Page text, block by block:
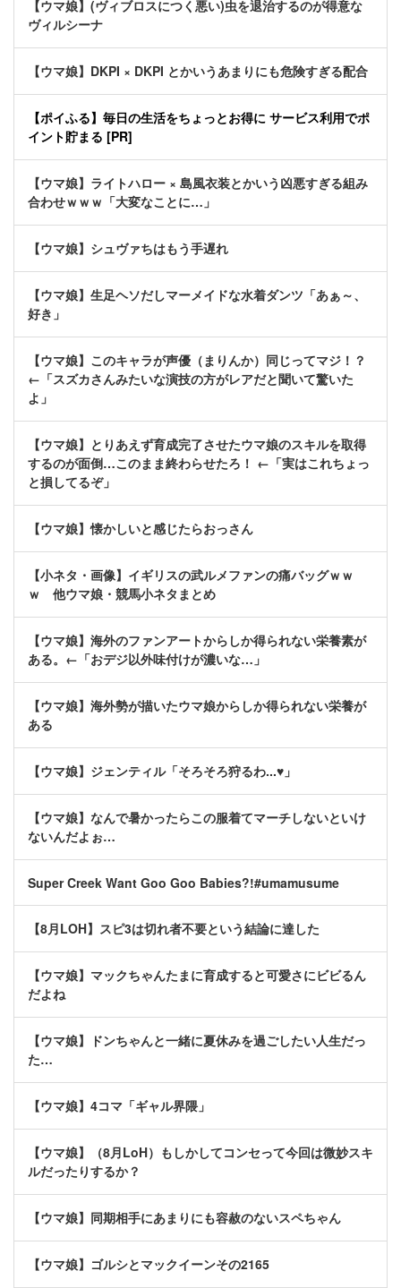
【ウマ娘】(ヴィブロスにつく悪い)虫を退治するのが得意な
ヴィルシーナ
【ウマ娘】DKPI × DKPI とかいうあまりにも危険すぎる配合
【ポイふる】毎日の生活をちょっとお得に サービス利用でポ
イント貯まる [PR]
【ウマ娘】ライトハロー × 島風衣装とかいう凶悪すぎる組み
合わせｗｗｗ「大変なことに…」
【ウマ娘】シュヴァちはもう手遅れ
【ウマ娘】生足ヘソだしマーメイドな水着ダンツ「あぁ～、
好き」
【ウマ娘】このキャラが声優（まりんか）同じってマジ！？
←「スズカさんみたいな演技の方がレアだと聞いて驚いた
よ」
【ウマ娘】とりあえず育成完了させたウマ娘のスキルを取得
するのが面倒…このまま終わらせたろ！ ←「実はこれちょっ
と損してるぞ」
【ウマ娘】懐かしいと感じたらおっさん
【小ネタ・画像】イギリスの武ルメファンの痛バッグｗｗ
ｗ 他ウマ娘・競馬小ネタまとめ
【ウマ娘】海外のファンアートからしか得られない栄養素が
ある。←「おデジ以外味付けが濃いな…」
【ウマ娘】海外勢が描いたウマ娘からしか得られない栄養が
ある
【ウマ娘】ジェンティル「そろそろ狩るわ...♥」
【ウマ娘】なんで暑かったらこの服着てマーチしないといけ
ないんだよぉ…
Super Creek Want Goo Goo Babies?!#umamusume
【8月LOH】スピ3は切れ者不要という結論に達した
【ウマ娘】マックちゃんたまに育成すると可愛さにビビるん
だよね
【ウマ娘】ドンちゃんと一緒に夏休みを過ごしたい人生だっ
た…
【ウマ娘】4コマ「ギャル界隈」
【ウマ娘】（8月LoH）もしかしてコンセって今回は微妙スキ
ルだったりするか？
【ウマ娘】同期相手にあまりにも容赦のないスペちゃん
【ウマ娘】ゴルシとマックイーンその2165